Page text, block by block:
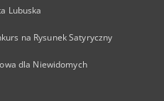
Lubuska
na Rysunek Satyryczny
dla Niewidomych